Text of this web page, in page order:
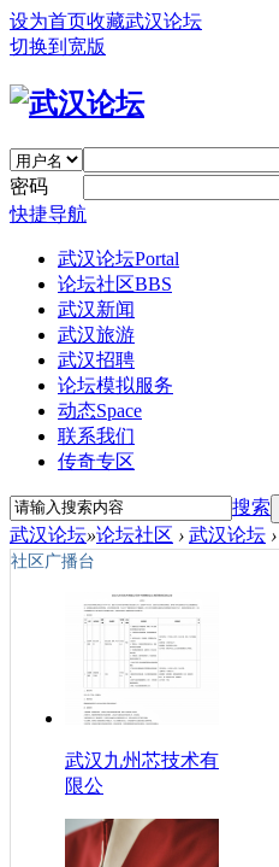
设为首页收藏武汉论坛
切换到宽版
密码
快捷导航
武汉论坛Portal
论坛社区BBS
武汉新闻
武汉旅游
武汉招聘
论坛模拟服务
动态Space
联系我们
传奇专区
搜索
武汉论坛»论坛社区 › 武汉论坛 ›
社区广播台
武汉九州芯技术有
限公